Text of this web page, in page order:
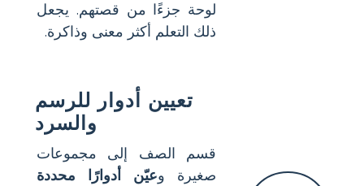
لوحة جزءًا من قصتهم. يجعل
ذلك التعلم أكثر معنى وذاكرة.
تعيين أدوار للرسم
والسرد
قسم الصف إلى مجموعات
صغيرة وعيّن أدوارًا محددة